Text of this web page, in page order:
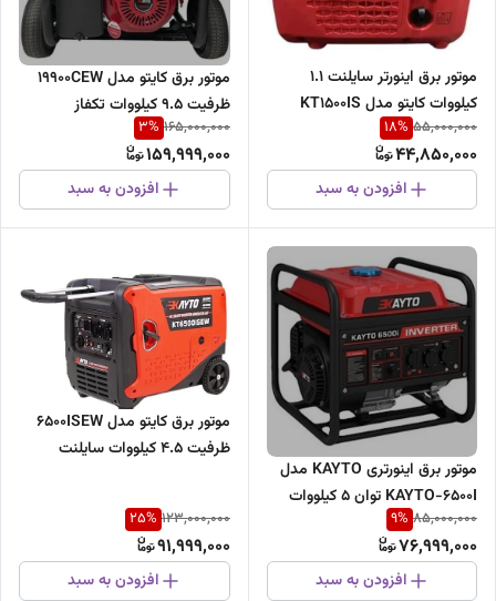
موتور برق اینورتر سایلنت 1.1
کیلووات کایتو مدل KT۱۵۰۰IS
55,000,000
18%
44,850,000
افزودن به سبد
موتور برق کایتو مدل 19900CEW
ظرفیت ۹.۵ کیلووات تکفاز
165,000,000
3%
159,999,000
افزودن به سبد
موتور برق اینورتری KAYTO مدل
KAYTO-6500I توان ۵ کیلووات
تک فاز
85,000,000
9%
76,999,000
افزودن به سبد
موتور برق کایتو مدل 6500ISEW
ظرفیت ۴.۵ کیلووات سایلنت
123,000,000
25%
91,999,000
افزودن به سبد